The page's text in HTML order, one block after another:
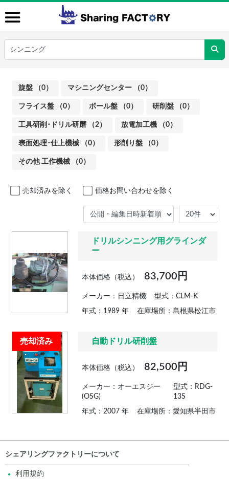
旋盤 （0） マシニングセンター （0）
フライス盤 （0） ボール盤 （0） 研削盤 （0）
工具研削･ドリル研磨 （2） 放電加工機 （0）
表面処理･仕上機械 （0） 形削り盤 （0）
その他 工作機械 （0）
売却済みを除く 価格お問い合わせを除く
ドリルシンニング用グラインダ
ー
本体価格（税込） 83,700円
メーカー：日立精機 型式：CLM-K
年式：1989 年 在庫場所：島根県松江市
売却済み 自動ドリル研削盤
本体価格（税込） 82,500円
メーカー：オーエスジー
(OSG)
型式：RDG-
13S
年式：2007 年 在庫場所：愛知県半田市
シェアリングファクトリーについて
利用規約